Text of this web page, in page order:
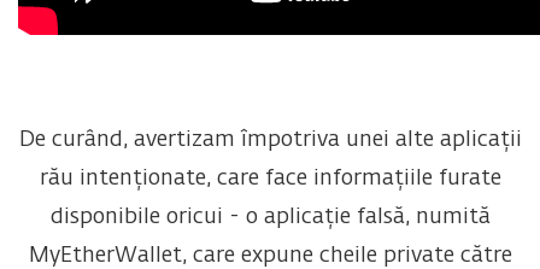
De curând, avertizam împotriva unei alte aplicații
rău intenționate, care face informațiile furate
disponibile oricui - o aplicație falsă, numită
MyEtherWallet, care expune cheile private către